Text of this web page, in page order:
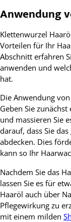
Anwendung
Klettenwurzel
Vorteilen für Ihr
Abschnitt erfahren
anwenden und
hat.
Die Anwendung
Geben Sie
und massieren Sie
darauf, dass Sie
abdecken. Dies
kann so Ihr
Nachdem Sie das
lassen Sie es für
Haaröl auch über
Pflegewirkung zu
mit einem milden